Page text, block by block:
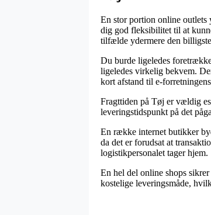
En stor portion online
dig god fleksibilitet til at
tilfælde ydermere den
Du burde ligeledes
ligeledes virkelig bekvem.
kort afstand til e-
Fragttiden på Tøj er vældig
leveringstidspunkt på det
En række internet butikker
da det er forudsat at
logistikpersonalet tager hjem.
En hel del online shops
kostelige leveringsmåde,